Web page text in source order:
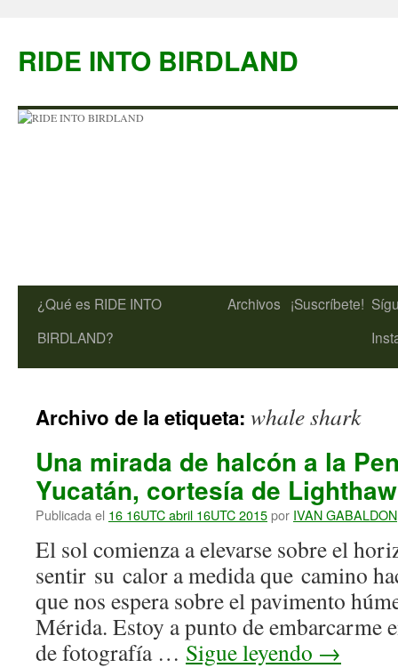
contenido
RIDE INTO BIRDLAND
¿Qué es RIDE INTO
BIRDLAND?
Archivos ¡Suscríbete!
Archivo de la etiqueta: whale shark
Una mirada de halcón a la
Yucatán, cortesía de
Publicada el 16 16UTC abril 16UTC 2015por IVAN GABALDON
El sol comienza a elevarse sobre el
sentir su calor a medida que camino
que nos espera sobre el pavimento
Mérida. Estoy a punto de embarcarme
de fotografía … Sigue leyendo →